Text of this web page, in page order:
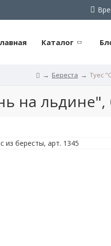
Каталог
Береста Туес
на льдине",